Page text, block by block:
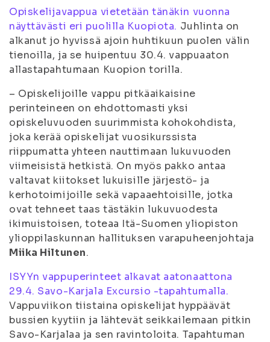
Opiskelijavappua vietetään tänäkin vuonna
näyttävästi eri puolilla Kuopiota. Juhlinta on
alkanut jo hyvissä ajoin huhtikuun puolen välin
tienoilla, ja se huipentuu 30.4. vappuaaton
allastapahtumaan Kuopion torilla.
– Opiskelijoille vappu pitkäaikaisine
perinteineen on ehdottomasti yksi
opiskeluvuoden suurimmista kohokohdista,
joka kerää opiskelijat vuosikurssista
riippumatta yhteen nauttimaan lukuvuoden
viimeisistä hetkistä. On myös pakko antaa
valtavat kiitokset lukuisille järjestö- ja
kerhotoimijoille sekä vapaaehtoisille, jotka
ovat tehneet taas tästäkin lukuvuodesta
ikimuistoisen, toteaa Itä-Suomen yliopiston
ylioppilaskunnan hallituksen varapuheenjohtaja
Miika Hiltunen.
ISYYn vappuperinteet alkavat aatonaattona
29.4. Savo-Karjala Excursio -tapahtumalla.
Vappuviikon tiistaina opiskelijat hyppäävät
bussien kyytiin ja lähtevät seikkailemaan pitkin
Savo-Karjalaa ja sen ravintoloita. Tapahtuman